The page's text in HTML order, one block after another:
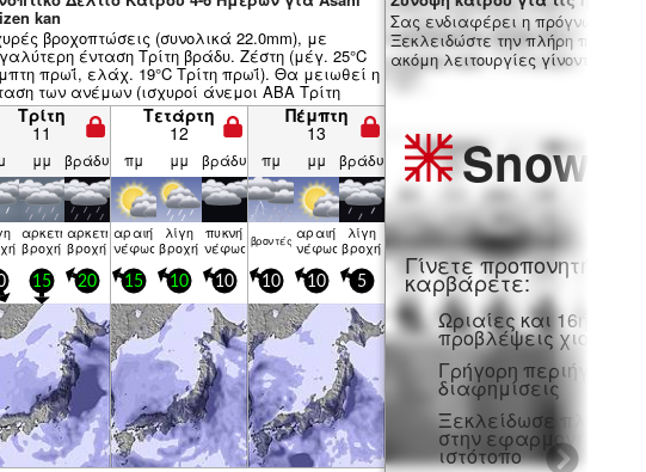
kan
βροχοπτώσεις (συνολικά 22.0mm), με
ένταση Τρίτη βράδυ. Ζέστη (μέγ. 25°C
πρωΐ, ελάχ. 19°C Τρίτη πρωΐ). Θα μειωθεί η
των ανέμων (ισχυροί άνεμοι ΑΒΑ Τρίτη
ασθενείς άνεμοι ΑΝΑ από Πέμπτη
Τρίτη
11
Τετάρτη
12
Πέμπτη
13
μμ βράδυ πμ μμ βράδυ πμ μμ βράδυ
αρκετή
βροχή
αρκετή
βροχή
αραιή
νέφωση
λίγη
βροχή
πυκνή
νέφωσηβρον­τές αραιή
νέφωση
λίγη
βροχή
15 20 15 10 10 10 10 5
Σας ενδιαφέρει η πρόγνωση 16
Ξεκλειδώστε την πλήρη
ακόμη λειτουργίες γίνοντας
Snow
Γίνετε προπονητή και
καρβάρετε:
Ωριαίες και
προβλέψεις χιονιού
Γρήγορη περιήγηση
διαφημίσεις
Ξεκλείδωσε πλήρη
στην εφαρμογή και
ιστότοπο